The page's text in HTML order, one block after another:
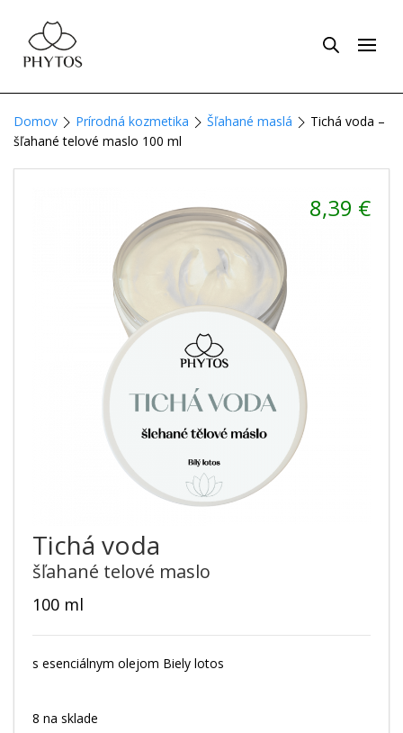
Domov Prírodná kozmetika Šľahané maslá
Tichá voda –
šľahané telové maslo 100 ml
Tichá voda
šľahané telové maslo
100 ml
s esenciálnym olejom Biely lotos
8,39 €
8 na sklade